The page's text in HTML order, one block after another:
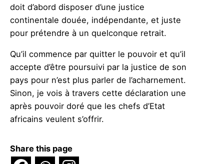
doit d’abord disposer d’une justice
continentale douée, indépendante, et juste
pour prétendre à un quelconque retrait.
Qu’il commence par quitter le pouvoir et qu’il
accepte d’être poursuivi par la justice de son
pays pour n’est plus parler de l’acharnement.
Sinon, je vois à travers cette déclaration une
après pouvoir doré que les chefs d’Etat
africains veulent s’offrir.
Share this page